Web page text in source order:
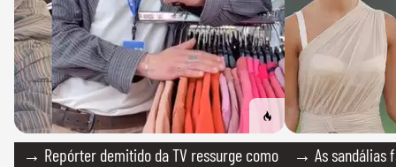
→ Repórter demitido da TV ressurge como
→ As sandálias